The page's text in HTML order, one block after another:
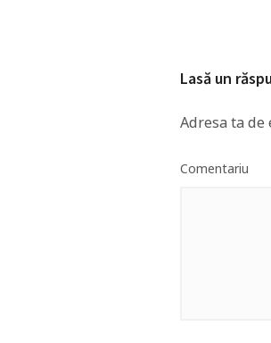
Lasă un
Adresa ta
Comentariu